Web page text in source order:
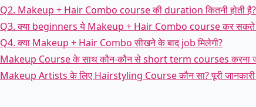
Q2. Makeup + Hair Combo course की duration कितनी होती है?
Q3. क्या beginners ये Makeup + Hair Combo course कर सकते
Q4. क्या Makeup + Hair Combo सीखने के बाद job मिलेगी?
Makeup Course के साथ कौन-कौन से short term courses करना
Makeup Artists के लिए Hairstyling Course कौन सा? पूरी